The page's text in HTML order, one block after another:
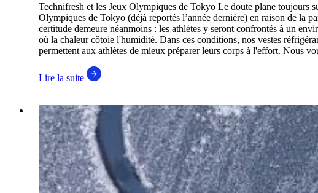
Technifresh et les Jeux Olympiques de Tokyo Le doute plane toujours
Olympiques de Tokyo (déjà reportés l’année dernière) en raison de la
certitude demeure néanmoins : les athlètes y seront confrontés à un
où la chaleur côtoie l'humidité. Dans ces conditions, nos vestes
permettent aux athlètes de mieux préparer leurs corps à l'effort. Nous
Lire la suite